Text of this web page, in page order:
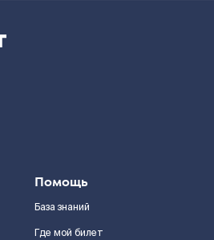
Помощь
База знаний
Где мой билет